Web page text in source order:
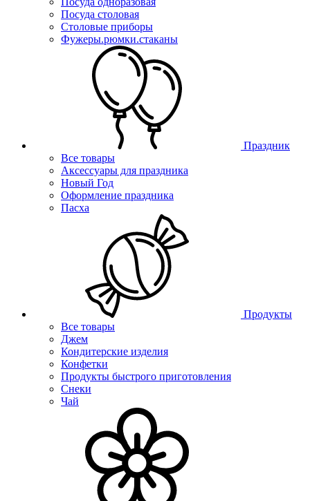
Посуда столовая
Столовые приборы
Фужеры.рюмки.стаканы
Праздник
Все товары
Аксессуары для праздника
Новый Год
Оформление праздника
Пасха
Продукты
Все товары
Джем
Кондитерские изделия
Конфетки
Продукты быстрого приготовления
Снеки
Чай